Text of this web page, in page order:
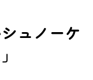
ュノーケ